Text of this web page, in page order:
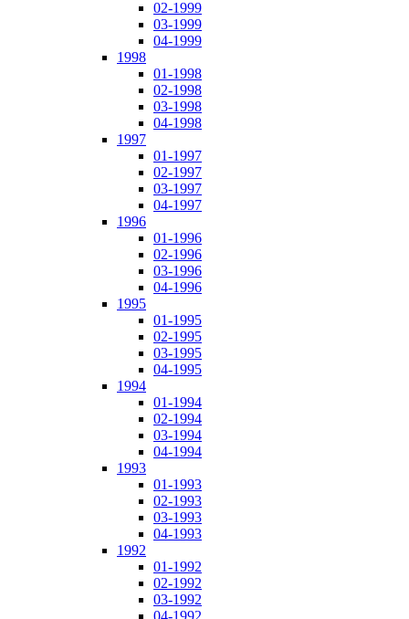
02-1999
03-1999
04-1999
1998
01-1998
02-1998
03-1998
04-1998
1997
01-1997
02-1997
03-1997
04-1997
1996
01-1996
02-1996
03-1996
04-1996
1995
01-1995
02-1995
03-1995
04-1995
1994
01-1994
02-1994
03-1994
04-1994
1993
01-1993
02-1993
03-1993
04-1993
1992
01-1992
02-1992
03-1992
04-1992